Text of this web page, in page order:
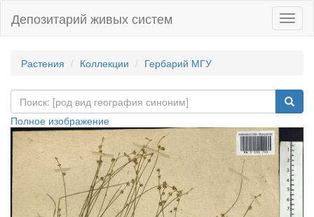
Депозитарий живых систем
Растения Коллекции Гербарий МГУ
Полное изображение